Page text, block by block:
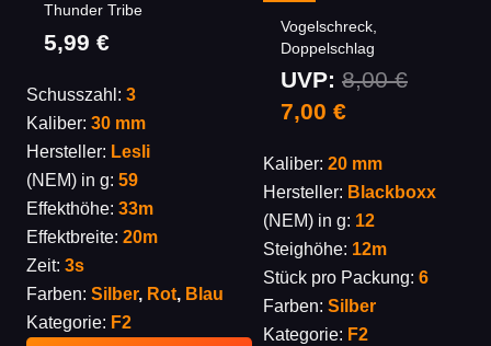
Thunder Tribe
5,99 €
Schusszahl: 3
Kaliber: 30 mm
Hersteller: Lesli
(NEM) in g: 59
Effekthöhe: 33m
Effektbreite: 20m
Zeit: 3s
Farben: Silber, Rot, Blau
Kategorie: F2
Vogelschreck,
Doppelschlag
UVP: 8,00€
Ursprünglicher
war:
8,00 €
7,00 €Aktueller
ist:
7,00 €.
Kaliber: 20 mm
Hersteller: Blackboxx
(NEM) in g: 12
Steighöhe: 12m
Stück pro Packung: 6
Farben: Silber
Kategorie: F2